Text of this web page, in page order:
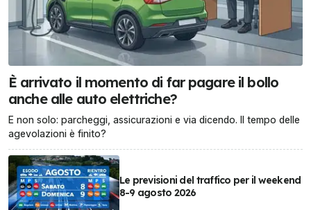
È arrivato il momento di far pagare il bollo
anche alle auto elettriche?
E non solo: parcheggi, assicurazioni e via dicendo. Il tempo delle
agevolazioni è finito?
Le previsioni del traffico per il weekend
8-9 agosto 2026